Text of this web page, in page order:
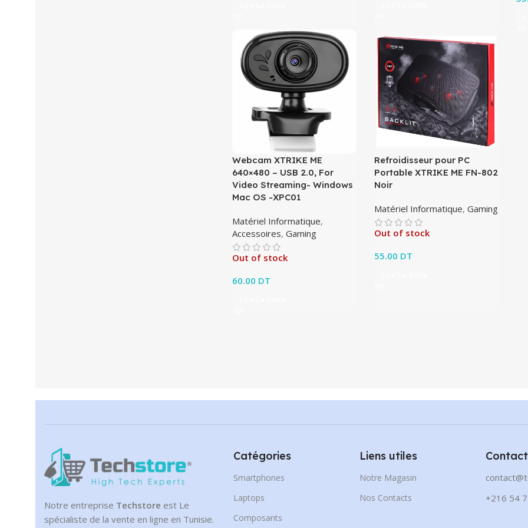
Webcam XTRIKE ME
640×480 – USB 2.0, For
Video Streaming- Windows
Mac OS -XPC01
Matériel Informatique,
Accessoires, Gaming
Out of stock
60.00 DT
Refroidisseur pour PC
Portable XTRIKE ME FN-802
Noir
Matériel Informatique, Gaming
Out of stock
55.00 DT
Notre entreprise Techstore est Le
spécialiste de la vente en ligne en Tunisie.
Catégories
Smartphones
Laptops
Composants
Liens utiles
Notre Magasin
Nos Contacts
+216 54